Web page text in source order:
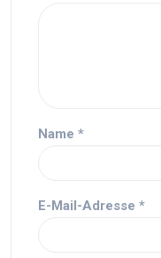
Name *
E-Mail-Adresse *